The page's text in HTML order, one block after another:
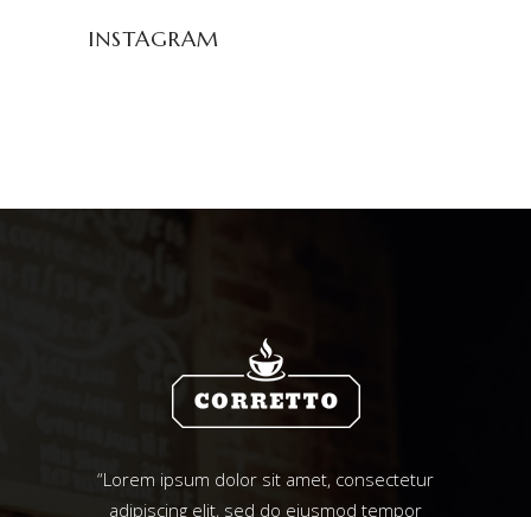
INSTAGRAM
“Lorem ipsum dolor sit amet, consectetur
adipiscing elit, sed do eiusmod tempor